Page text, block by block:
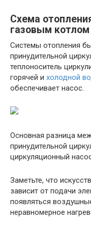
Схема
газовым котлом
Системы отопления
принудительной
теплоноситель
горячей и холодной
обеспечивает насос.
Основная разница
принудительной
циркуляционный
Заметьте, что
зависит от подачи
появляться
неравномерное